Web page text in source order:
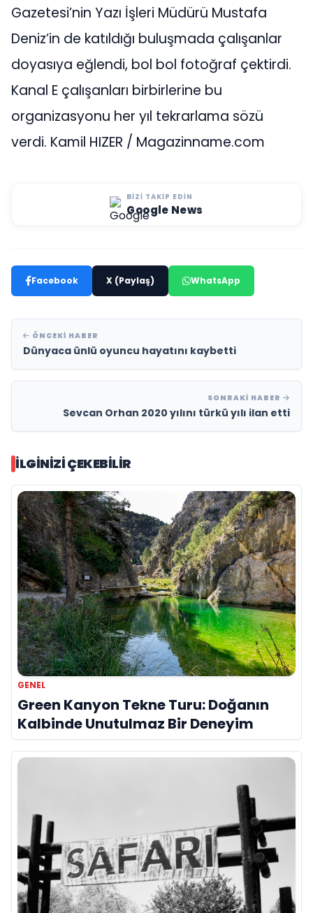
Gazetesi’nin Yazı İşleri Müdürü Mustafa
Deniz’in de katıldığı buluşmada çalışanlar
doyasıya eğlendi, bol bol fotoğraf çektirdi.
Kanal E çalışanları birbirlerine bu
organizasyonu her yıl tekrarlama sözü
verdi. Kamil HIZER / Magazinname.com
BIZI TAKIP EDIN
Google News
Facebook X (Paylaş) WhatsApp
ÖNCEKI HABER
Dünyaca ünlü oyuncu hayatını kaybetti
SONRAKI HABER
Sevcan Orhan 2020 yılını türkü yılı ilan etti
İLGINIZI ÇEKEBILIR
GENEL
Green Kanyon Tekne Turu: Doğanın
Kalbinde Unutulmaz Bir Deneyim